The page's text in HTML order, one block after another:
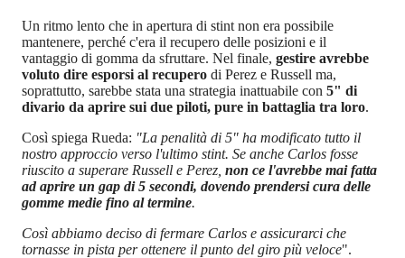
Un ritmo lento che in apertura di stint non era possibile
mantenere, perché c'era il recupero delle posizioni e il
vantaggio di gomma da sfruttare. Nel finale, gestire avrebbe
voluto dire esporsi al recupero di Perez e Russell ma,
soprattutto, sarebbe stata una strategia inattuabile con 5" di
divario da aprire sui due piloti, pure in battaglia tra loro.
Così spiega Rueda: "La penalità di 5" ha modificato tutto il
nostro approccio verso l'ultimo stint. Se anche Carlos fosse
riuscito a superare Russell e Perez, non ce l'avrebbe mai fatta
ad aprire un gap di 5 secondi, dovendo prendersi cura delle
gomme medie fino al termine.
Così abbiamo deciso di fermare Carlos e assicurarci che
tornasse in pista per ottenere il punto del giro più veloce".